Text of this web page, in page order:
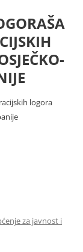
logora
za javnost i